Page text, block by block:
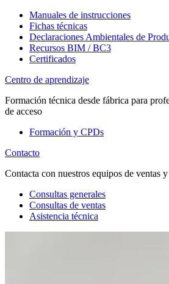
Manuales de instrucciones
Fichas técnicas
Declaraciones Ambientales de
Recursos BIM / BC3
Certificados
Centro de aprendizaje
Formación técnica desde fábrica para
de acceso
Formación y CPDs
Contacto
Contacta con nuestros equipos de ventas
Consultas generales
Consultas de ventas
Asistencia técnica